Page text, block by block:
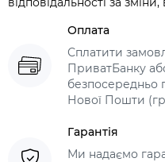
Оплата
Сплатити
ПриватБанку
безпосередньо
Нової Пошти
Гарантія
Ми надаємо